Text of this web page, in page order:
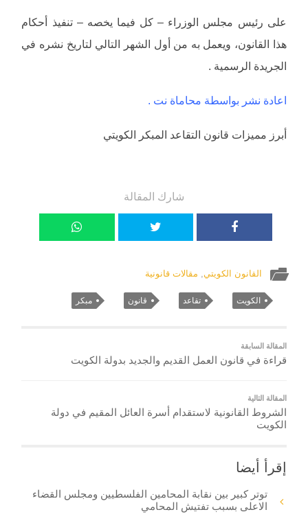
على رئيس مجلس الوزراء – كل فيما يخصه – تنفيذ أحكام
هذا القانون، ويعمل به من أول الشهر التالي لتاريخ نشره في
الجريدة الرسمية .
اعادة نشر بواسطة محاماة نت .
أبرز مميزات قانون التقاعد المبكر الكويتي
شارك المقالة
القانون الكويتي مقالات قانونية
الكويت تقاعد قانون مبكر
المقالة السابقة
قراءة في قانون العمل القديم والجديد بدولة الكويت
المقالة التالية
الشروط القانونية لاستقدام أسرة العائل المقيم في دولة
الكويت
إقرأ أيضا
توتر كبير بين نقابة المحامين الفلسطيين ومجلس القضاء
الاعلى بسبب تفتيش المحامي